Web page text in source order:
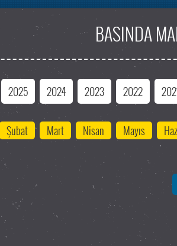
BASINDA
2025 2024 2023 2022
Şubat Mart Nisan Mayıs